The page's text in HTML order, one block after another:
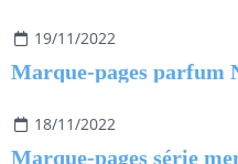
19/11/2022
Marque-pages parfum
18/11/2022
Marque-pages série